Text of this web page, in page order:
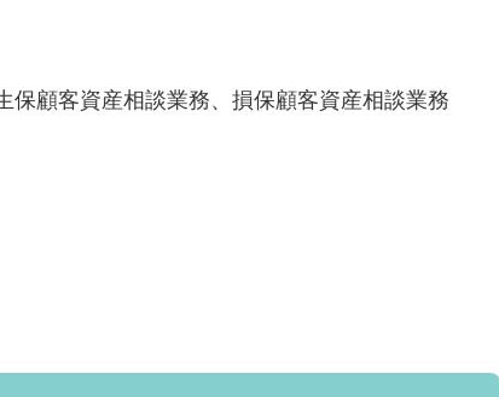
顧客資産相談業務、損保顧客資産相談業務